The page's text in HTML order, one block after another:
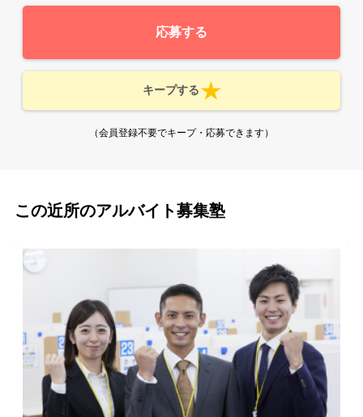
応募する
キープする
（会員登録不要でキープ・応募できます）
この近所のアルバイト募集塾